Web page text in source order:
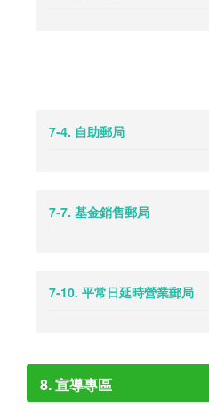
7-4. 自助郵局
7-7. 基金銷售郵局
7-10. 平常日延時營業郵局
8. 宣導專區